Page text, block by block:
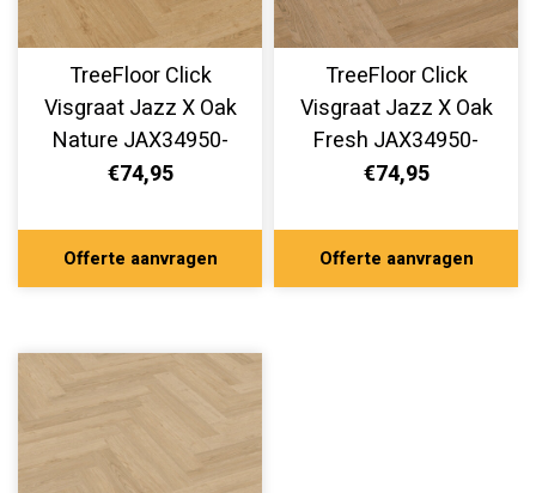
TreeFloor Click
Visgraat Jazz X Oak
Nature JAX34950-
300
€74,95
Offerte aanvragen
TreeFloor Click
Visgraat Jazz X Oak
Fresh JAX34950-
200
€74,95
Offerte aanvragen